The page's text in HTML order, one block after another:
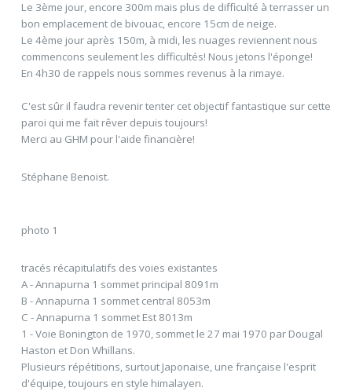
Le 3ème jour, encore 300m mais plus de difficulté à terrasser un
bon emplacement de bivouac, encore 15cm de neige.
Le 4ème jour après 150m, à midi, les nuages reviennent nous
commencons seulement les difficultés! Nous jetons l'éponge!
En 4h30 de rappels nous sommes revenus à la rimaye.
C'est sûr il faudra revenir tenter cet objectif fantastique sur cette
paroi qui me fait rêver depuis toujours!
Merci au GHM pour l'aide financière!
Stéphane Benoist.
photo 1
tracés récapitulatifs des voies existantes
A - Annapurna 1 sommet principal 8091m
B - Annapurna 1 sommet central 8053m
C - Annapurna 1 sommet Est 8013m
1 - Voie Bonington de 1970, sommet le 27 mai 1970 par Dougal
Haston et Don Whillans.
Plusieurs répétitions, surtout Japonaise, une française l'esprit
d'équipe, toujours en style himalayen.